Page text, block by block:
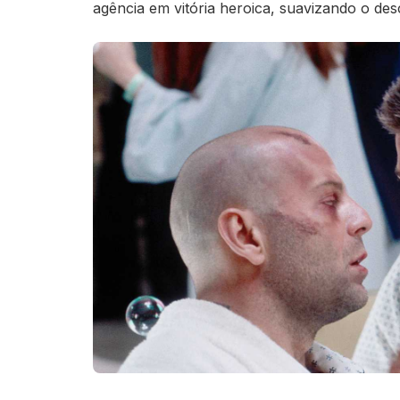
agência em vitória heroica, suavizando o